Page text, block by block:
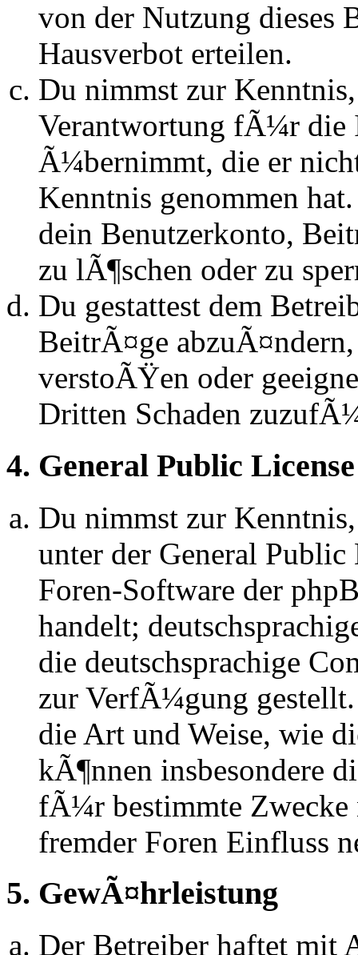
von der Nutzung dieses
Hausverbot erteilen.
Du nimmst zur
Verantwortung fÃ¼r die
Ã¼bernimmt, die er
Kenntnis genommen
dein Benutzerkonto,
zu lÃ¶schen oder zu
Du gestattest dem
BeitrÃ¤ge
verstoÃŸen oder
Dritten Schaden
4. General Public License
Du nimmst zur
unter der General
Foren-Software der
handelt;
die deutschsprachige
zur VerfÃ¼gung
die Art und Weise, wie
kÃ¶nnen insbesondere
fÃ¼r bestimmte Zwecke
fremder Foren Einfluss
5. GewÃ¤hrleistung
Der Betreiber haftet mit